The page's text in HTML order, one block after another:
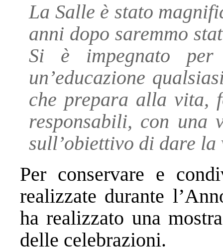
La Salle è stato
anni dopo saremmo
Si è impegnato per
un’educazione
che prepara alla vita,
responsabili, con una
sull’obiettivo di dare
Per conservare e
realizzate durante
ha realizzato una
delle celebrazioni.